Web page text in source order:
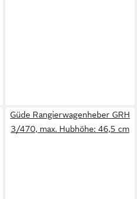
Güde Rangierwagenheber GRH
3/470, max. Hubhöhe: 46,5 cm